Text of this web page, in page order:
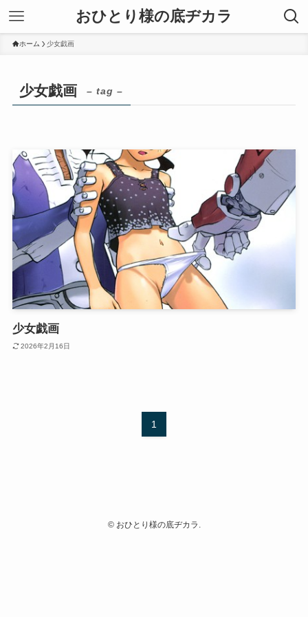
おひとり様の底ヂカラ
ホーム 少女戯画
少女戯画 – tag –
少女戯画
2026年2月16日
1
©おひとり様の底ヂカラ.